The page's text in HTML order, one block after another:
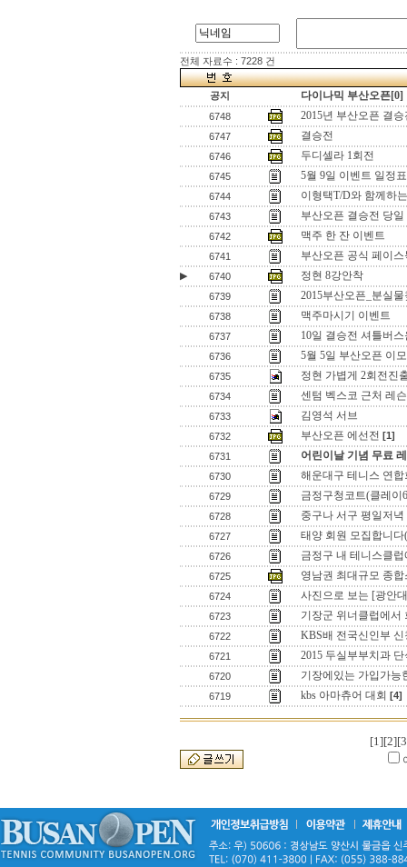
전체 자료수 : 7228 건
공지 다이나믹 부산오픈[0]
6748 2015년 부산오픈 결승
6747 결승전
6746 두디셀라 1회전
6745 5월 9일 이벤트 일정
6744 이형택T/D와 함께하
6743 부산오픈 결승전 당
6742 맥주 한 잔 이벤트
6741 부산오픈 공식 페이
▶ 6740 정현 8강안착
6739 2015부산오픈_분실
6738 맥주마시기 이벤트
6737 10일 결승전 셔틀버
6736 5월 5일 부산오픈 이
6735 정현 가볍게 2회전진
6734 센텀 벡스코 근처 레
6733 김영석 서브
6732 부산오픈 에선전 [1]
6731
어린이날 기념 무료
6730 해운대구 테니스 연
6729 금정구청코트(클레이
6728 중구나 서구 평일저
6727 태양 회원 모집합니
6726 금정구 내 테니스클
6725 영남권 최대규모 종
6724 사진으로 보는 [광안
6723 기장군 위너클럽에서
6722 KBS배 전국신인부
6721 2015 두실부부치과
6720 기장에있는 가입가능
6719 kbs 아마츄어 대회 [4]
[1][2]